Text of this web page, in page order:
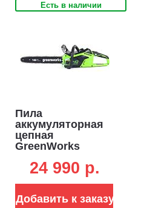
Есть в наличии
Пила
аккумуляторная
цепная
GreenWorks
АКБ 5 А/ч и ЗУ
(PRC, BL 40В,
кг)
24 990 p.
Добавить к заказу